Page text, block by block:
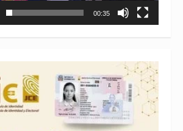
00:35